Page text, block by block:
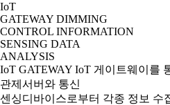
IoT
GATEWAY DIMMING
CONTROL INFORMATION
SENSING DATA
ANALYSIS
IoT GATEWAY IoT 게이트웨이를
관제서버와 통신
센싱디바이스로부터 각종 정보 수